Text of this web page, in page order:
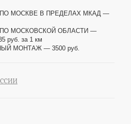
МОСКВЕ В ПРЕДЕЛАХ МКАД —
МОСКОВСКОЙ ОБЛАСТИ —
руб. за 1 км
МОНТАЖ — 3500 руб.